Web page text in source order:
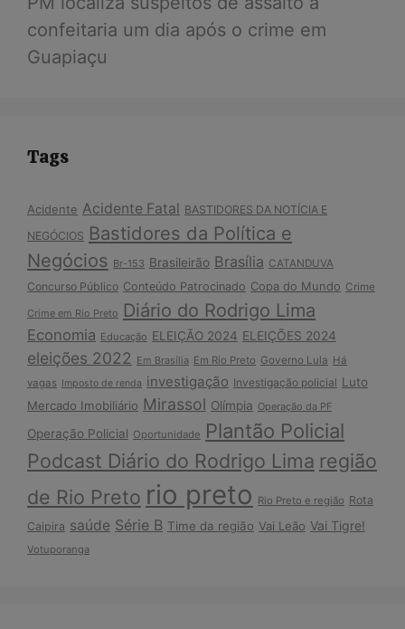
confeitaria um dia após o crime em
Guapiaçu
Tags
Acidente Acidente Fatal BASTIDORES DA NOTÍCIA E
NEGÓCIOS Bastidores da Política e
Negócios Br-153 Brasileirão Brasília CATANDUVA
Concurso Público Conteúdo Patrocinado Copa do Mundo Crime
Crime em Rio Preto Diário do Rodrigo Lima
Economia Educação ELEIÇÃO 2024 ELEIÇÕES 2024
eleições 2022 Em Brasília Em Rio Preto Governo Lula Há
vagas Imposto de renda investigação Investigação policial Luto
Mercado Imobiliário Mirassol Olímpia Operação da PF
Operação Policial Oportunidade Plantão Policial
Podcast Diário do Rodrigo Lima região
de Rio Preto rio preto Rio Preto e região Rota
Caipira saúde Série B Time da região Vai Leão Vai Tigre!
Votuporanga